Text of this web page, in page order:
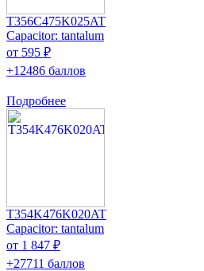
T356C475K025AT
Capacitor: tantalum
от 595 ₽
+12486 баллов
Подробнее
T354K476K020AT
Capacitor: tantalum
от 1 847 ₽
+27711 баллов